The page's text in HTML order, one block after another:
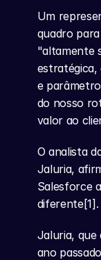
Um
quadro
"altamente
estratégica,
e
do nosso
valor ao
O analista
Jaluria,
Salesforce
diferente[1].
Jaluria, que
ano